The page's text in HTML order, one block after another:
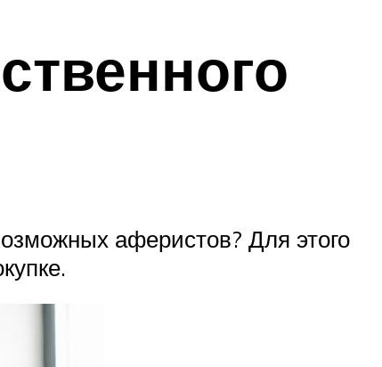
аферистов? Для этого